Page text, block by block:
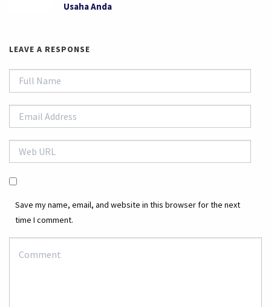
Usaha Anda
LEAVE A RESPONSE
Save my name, email, and website in this browser for the next
time I comment.